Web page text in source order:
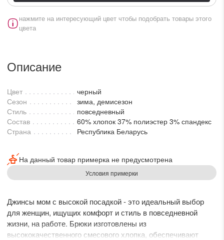
KZT
нажмите на интересующий цвет чтобы подобрать товары этого
цвета
Описание
Цвет
черный
Сезон
зима, демисезон
Стиль
повседневный
Состав
60% хлопок 37% полиэстер 3% спандекс
Страна
Республика Беларусь
На данный товар примерка не предусмотрена
Условия примерки
Джинсы мом с высокой посадкой - это идеальный выбор
для женщин, ищущих комфорт и стиль в повседневной
жизни, на работе. Брюки изготовлены из
высококачественного смесового хлопка, обеспечивают